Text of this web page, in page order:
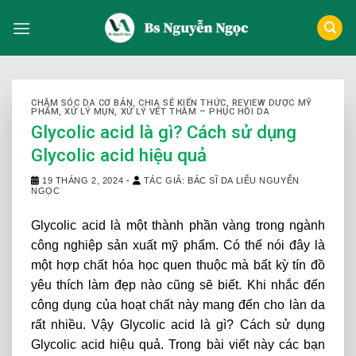
CHĂM SÓC DA CƠ BẢN,CHIA SẺ KIẾN THỨC, REVIEW DƯỢC MỸ
PHẨM,XỬ LÝ MỤN, XỬ LÝ VẾT THÂM – PHỤC HỒI DA
Glycolic acid là gì? Cách sử dụng
Glycolic acid hiệu quả
19 THÁNG 2, 2024 -
TÁC GIẢ: BÁC SĨ DA LIỄU NGUYỄN
NGỌC
Glycolic acid là một thành phần vàng trong ngành
công nghiệp sản xuất mỹ phẩm. Có thể nói đây là
một hợp chất hóa học quen thuộc mà bất kỳ tín đồ
yêu thích làm đẹp nào cũng sẽ biết. Khi nhắc đến
công dụng của hoạt chất này mang đến cho làn da
rất nhiều. Vậy Glycolic acid là gì? Cách sử dụng
Glycolic acid hiệu quả. Trong bài viết này các bạn